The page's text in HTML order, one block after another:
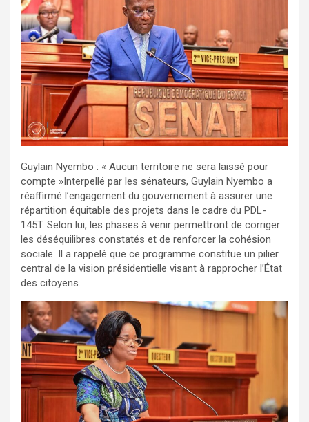
Guylain Nyembo : « Aucun territoire ne sera laissé pour
compte »Interpellé par les sénateurs, Guylain Nyembo a
réaffirmé l’engagement du gouvernement à assurer une
répartition équitable des projets dans le cadre du PDL-
145T. Selon lui, les phases à venir permettront de corriger
les déséquilibres constatés et de renforcer la cohésion
sociale. Il a rappelé que ce programme constitue un pilier
central de la vision présidentielle visant à rapprocher l’État
des citoyens.